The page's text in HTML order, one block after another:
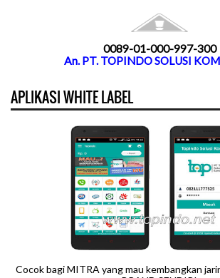
0089-01-000-997-300
An. PT. TOPINDO SOLUSI
APLIKASI WHITE LABEL
Cocok bagi MITRA yang mau kembangkan